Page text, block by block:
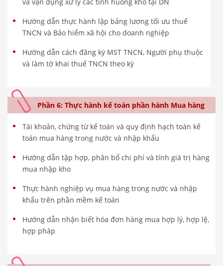
Hướng dẫn thực hành lập bảng lương tối ưu thuế
TNCN và Bảo hiểm xã hội cho doanh nghiệp
Hướng dẫn cách đăng ký MST TNCN, Người phụ thuộc
và làm tờ khai thuế TNCN theo kỳ
Phần 6: Thực hành kế toán phần hành Mua hàng
Tài khoản, chứng từ kế toán và quy định hạch toán kế
toán mua hàng trong nước và nhập khẩu
Hướng dẫn tập hợp, phân bổ chi phí và tính giá trị hàng
mua nhập kho
Thực hành nghiệp vụ mua hàng trong nước và nhập
khẩu trên phần mềm kế toán
Hướng dẫn nhận biết hóa đơn hàng mua hợp lý, hợp lệ,
hợp pháp